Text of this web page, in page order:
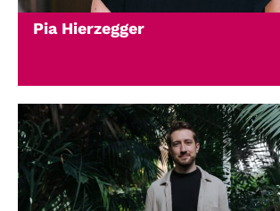
Pia Hierzegger